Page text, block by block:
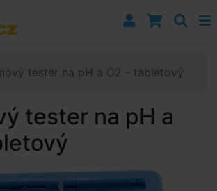
sloupci
tester na pH a O2 - tabletový
tester na pH a